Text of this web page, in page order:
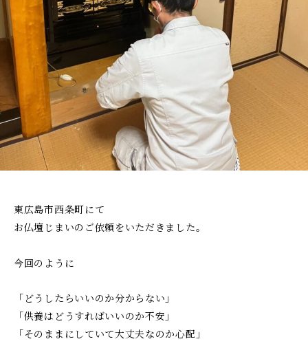
や
す
く
ご
案
内
。
て
ご
相
談
い
た
だ
n
東広島市西条町にて
お仏壇じまいのご依頼をいただきました。
今回のように
「どうしたらいいのか分からない」
「供養はどうすればいいのか不安」
「そのままにしていて大丈夫なのか心配」
。
心
し
て
ご
相
談
い
た
る
安
津
祭